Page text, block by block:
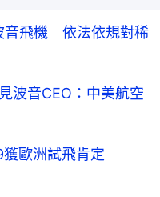
音飛機 依法依規對稀
波音CEO：中美航空
歐洲試飛肯定